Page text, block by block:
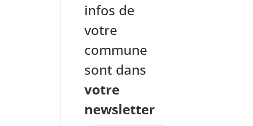
infos de
votre
commune
sont dans
votre
newsletter